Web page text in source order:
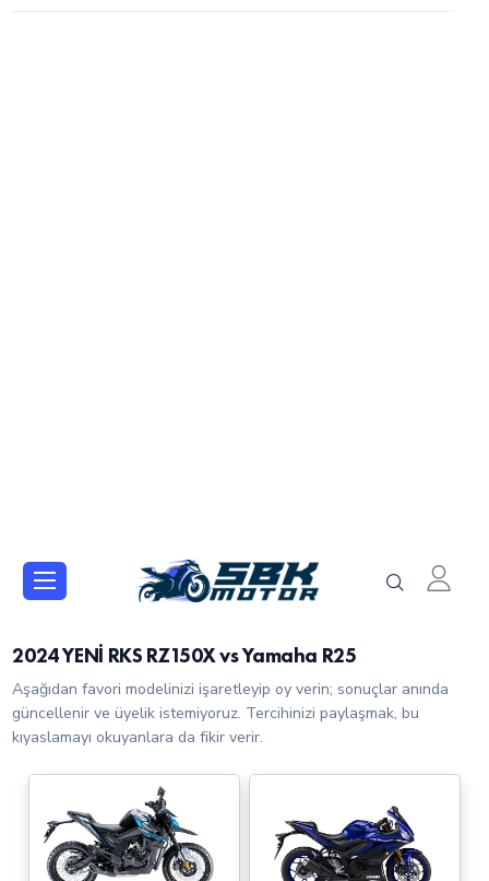
2024 YENİ RKS RZ150X vs Yamaha R25
Aşağıdan favori modelinizi işaretleyip oy verin; sonuçlar anında
güncellenir ve üyelik istemiyoruz. Tercihinizi paylaşmak, bu
kıyaslamayı okuyanlara da fikir verir.